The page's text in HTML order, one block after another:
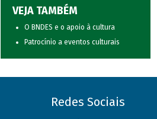
VEJA TAMBÉM
O BNDES e o apoio à cultura
Patrocínio a eventos culturais
Redes Sociais